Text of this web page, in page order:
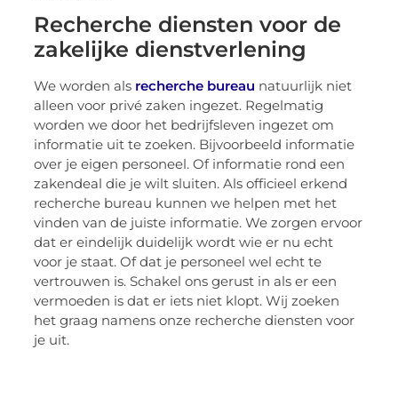
Recherche diensten voor de
zakelijke dienstverlening
We worden als recherche bureau natuurlijk niet
alleen voor privé zaken ingezet. Regelmatig
worden we door het bedrijfsleven ingezet om
informatie uit te zoeken. Bijvoorbeeld informatie
over je eigen personeel. Of informatie rond een
zakendeal die je wilt sluiten. Als officieel erkend
recherche bureau kunnen we helpen met het
vinden van de juiste informatie. We zorgen ervoor
dat er eindelijk duidelijk wordt wie er nu echt
voor je staat. Of dat je personeel wel echt te
vertrouwen is. Schakel ons gerust in als er een
vermoeden is dat er iets niet klopt. Wij zoeken
het graag namens onze recherche diensten voor
je uit.